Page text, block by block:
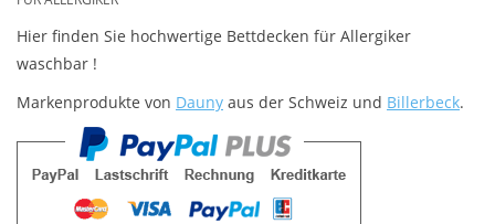
Haus-Bademäntel
Plaids, Decken, Kissen
Hier finden Sie hochwertige Bettdecken für Allergiker
waschbar !
Markenprodukte von Dauny aus der Schweiz und Billerbeck.